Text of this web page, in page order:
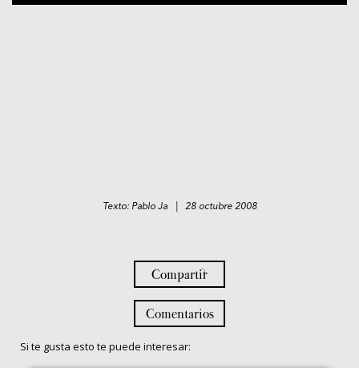
Texto: Pablo Ja | 28 octubre 2008
Compartir
Comentarios
Si te gusta esto te puede interesar: